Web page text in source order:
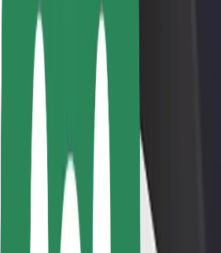
Utasbiztonság
Sofőr biztonság
E-roller biztonság
Biztonsági részleg
Lokációk
Városi megoldások
Repülőtér
Bolt töltőállomások